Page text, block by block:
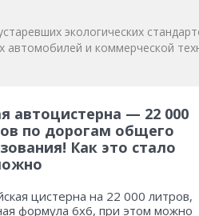
экологических
и коммерческой
автоцистерна — 22 000
по дорогам общего
Как это стало
цистерна на 22 000 литров,
формула 6х6, при этом можно